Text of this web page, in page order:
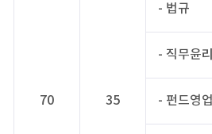
70 35
- 법규
- 직무윤
- 펀드영